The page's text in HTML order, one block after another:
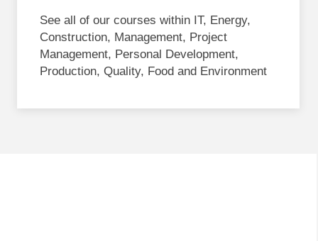
See all of our courses within IT, Energy,
Construction, Management, Project
Management, Personal Development,
Production, Quality, Food and Environment